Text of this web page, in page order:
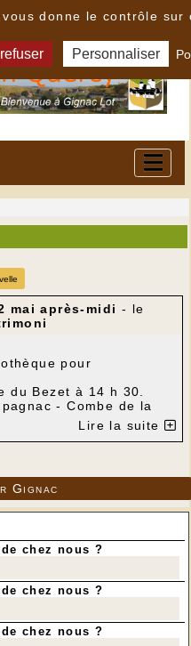
mai après-midi - le
pour
du Bezet à 14 h 30.
- Combe de la
Lire la suite
Gignac
chez nous ?
chez nous ?
chez nous ?
donne le contrôle sur
Personnaliser